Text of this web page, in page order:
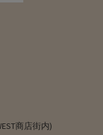
商店街内)